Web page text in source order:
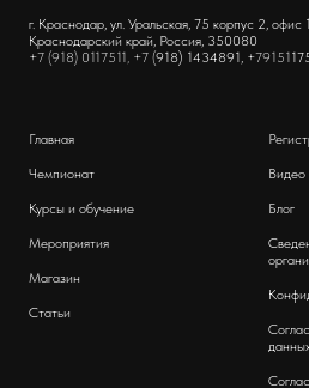
г. Краснодар, ул. Уральская, 75 корпус 2, офис
Краснодарский край, Россия, 350080
+7 (918) 0117511, +7 (918) 1434891, +79151
Главная
Чемпионат
Курсы и обучение
Мероприятия
Магазин
Статьи
Видео
Блог